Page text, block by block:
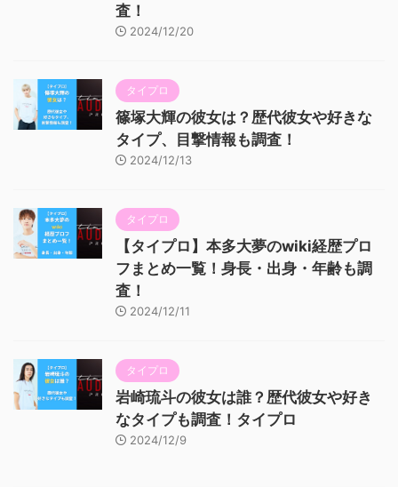
査！
2024/12/20
タイプロ
篠塚大輝の彼女は？歴代彼女や好きな
タイプ、目撃情報も調査！
2024/12/13
タイプロ
【タイプロ】本多大夢のwiki経歴プロ
フまとめ一覧！身長・出身・年齢も調
査！
2024/12/11
タイプロ
岩崎琉斗の彼女は誰？歴代彼女や好き
なタイプも調査！タイプロ
2024/12/9